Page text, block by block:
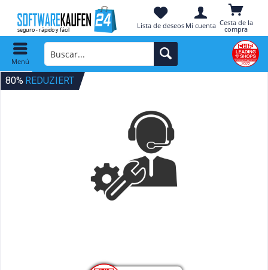
Cesta de la
compra
Lista de deseos Mi cuenta
Menú
80% REDUZIERT